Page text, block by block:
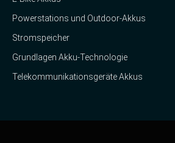
Powerstations und Outdoor-Akkus
Stromspeicher
Grundlagen Akku-Technologie
Telekommunikationsgeräte Akkus